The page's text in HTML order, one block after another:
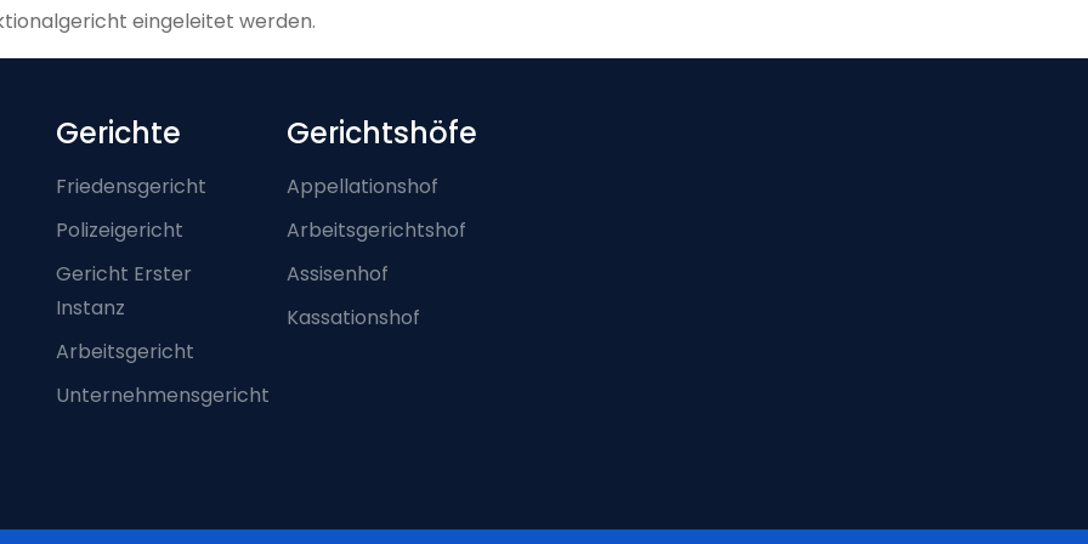
eingeleitet werden.
Footer-menu
Gerichte
Friedensgericht
Polizeigericht
Gericht Erster
Instanz
Arbeitsgericht
Unternehmensgericht
Gerichtshöfe
Appellationshof
Arbeitsgerichtshof
Assisenhof
Kassationshof